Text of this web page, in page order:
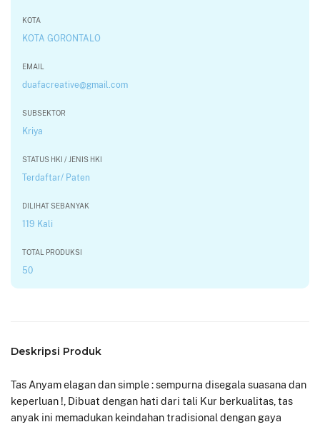
KOTA
KOTA GORONTALO
EMAIL
duafacreative@gmail.com
SUBSEKTOR
Kriya
STATUS HKI / JENIS HKI
Terdaftar/ Paten
DILIHAT SEBANYAK
119 Kali
TOTAL PRODUKSI
50
Deskripsi Produk
Tas Anyam elagan dan simple : sempurna disegala suasana dan
keperluan !, Dibuat dengan hati dari tali Kur berkualitas, tas
anyak ini memadukan keindahan tradisional dengan gaya